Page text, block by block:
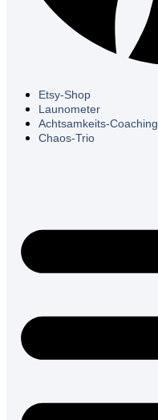
Etsy-Shop
Launometer
Achtsamkeits-Coaching
Chaos-Trio